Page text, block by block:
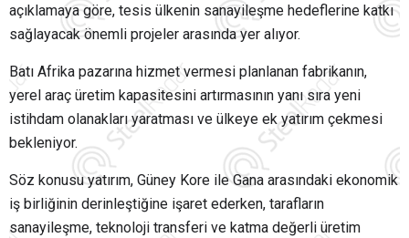
açıklamaya göre, tesis ülkenin sanayileşme hedeflerine katkı
sağlayacak önemli projeler arasında yer alıyor.
Batı Afrika pazarına hizmet vermesi planlanan fabrikanın,
yerel araç üretim kapasitesini artırmasının yanı sıra yeni
istihdam olanakları yaratması ve ülkeye ek yatırım çekmesi
bekleniyor.
Söz konusu yatırım, Güney Kore ile Gana arasındaki ekonomik
iş birliğinin derinleştiğine işaret ederken, tarafların
sanayileşme, teknoloji transferi ve katma değerli üretim